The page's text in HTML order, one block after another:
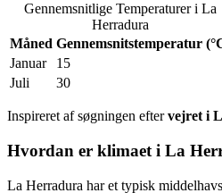
Gennemsnitlige Temperaturer i La
Herradura
Måned Gennemsnitstemperatur
Januar
15
Juli
30
Inspireret af søgningen eftervejret i
Hvordan er klimaet i La
La Herradura har et typisk